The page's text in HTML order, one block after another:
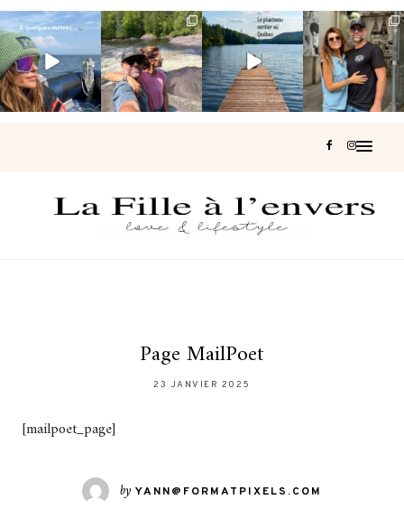
Voir une baleine
en photo, c’est
impressionnant
🐋...
Les Laurentides,
le Québec
version nature.
...
Et si je te disais
qu’il existe un
sentier où tu...
127 37
Montréal, une
très belle
surprise 🇨🇦
453
Page MailPoet
23 JANVIER 2025
[mailpoet_page]
by YANN@FORMATPIXELS.COM